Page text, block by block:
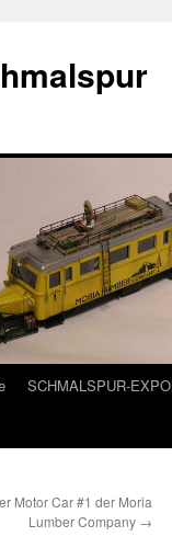
SCHMALSPUR-EXPO
Motor Car #1 der Moria
Lumber Company →